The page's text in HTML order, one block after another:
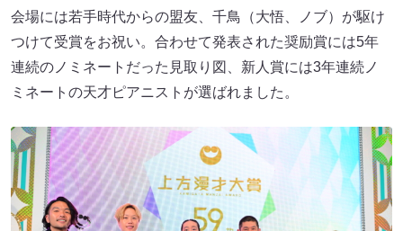
会場には若手時代からの盟友、千鳥（大悟、ノブ）が駆け
つけて受賞をお祝い。合わせて発表された奨励賞には5年
連続のノミネートだった見取り図、新人賞には3年連続ノ
ミネートの天才ピアニストが選ばれました。